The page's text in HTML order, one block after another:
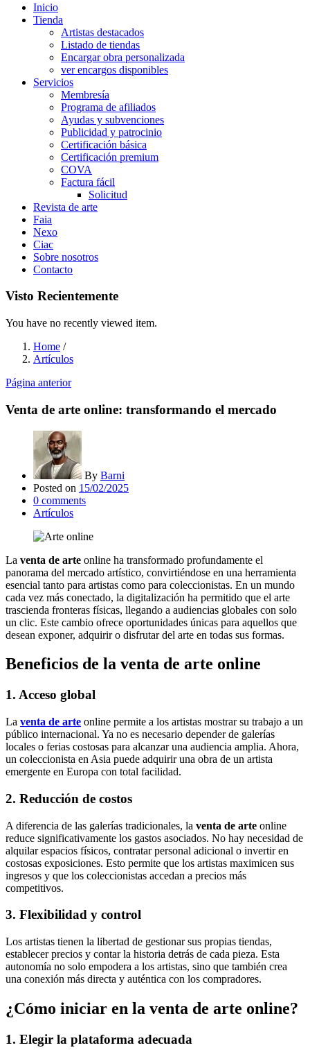
Inicio
Tienda
Artistas destacados
Listado de tiendas
Encargar obra personalizada
ver encargos disponibles
Servicios
Membresía
Programa de afiliados
Ayudas y subvenciones
Publicidad y patrocinio
Certificación básica
Certificación premium
COVA
Factura fácil
Solicitud
Revista de arte
Faia
Nexo
Ciac
Sobre nosotros
Contacto
Visto Recientemente
You have no recently viewed item.
Home /
Artículos
Página anterior
Venta de arte online: transformando el mercado
By Barni
Posted on 15/02/2025
0 comments
Artículos
La venta de arte online ha transformado profundamente el
panorama del mercado artístico, convirtiéndose en una herramienta
esencial tanto para artistas como para coleccionistas. En un mundo
cada vez más conectado, la digitalización ha permitido que el arte
trascienda fronteras físicas, llegando a audiencias globales con solo
un clic. Este cambio ofrece oportunidades únicas para aquellos que
desean exponer, adquirir o disfrutar del arte en todas sus formas.
Beneficios de la venta de arte online
1. Acceso global
La venta de arte online permite a los artistas mostrar su trabajo a un
público internacional. Ya no es necesario depender de galerías
locales o ferias costosas para alcanzar una audiencia amplia. Ahora,
un coleccionista en Asia puede adquirir una obra de un artista
emergente en Europa con total facilidad.
2. Reducción de costos
A diferencia de las galerías tradicionales, la venta de arte online
reduce significativamente los gastos asociados. No hay necesidad de
alquilar espacios físicos, contratar personal adicional o invertir en
costosas exposiciones. Esto permite que los artistas maximicen sus
ingresos y que los coleccionistas accedan a precios más
competitivos.
3. Flexibilidad y control
Los artistas tienen la libertad de gestionar sus propias tiendas,
establecer precios y contar la historia detrás de cada pieza. Esta
autonomía no solo empodera a los artistas, sino que también crea
una conexión más directa y auténtica con los compradores.
¿Cómo iniciar en la venta de arte online?
1. Elegir la plataforma adecuada